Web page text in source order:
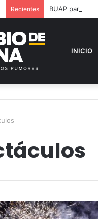
Recientes BUAP
INICIO